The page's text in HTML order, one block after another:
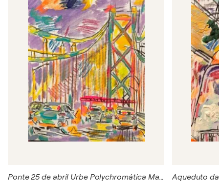
Ponte 25 de abril Urbe Polychromática Marcelo Maria e Castro acrílica, carvão e pastel seco sobre Canvas 50 x 40 cm Latitude: 38.6896 Longitude: -9.1770